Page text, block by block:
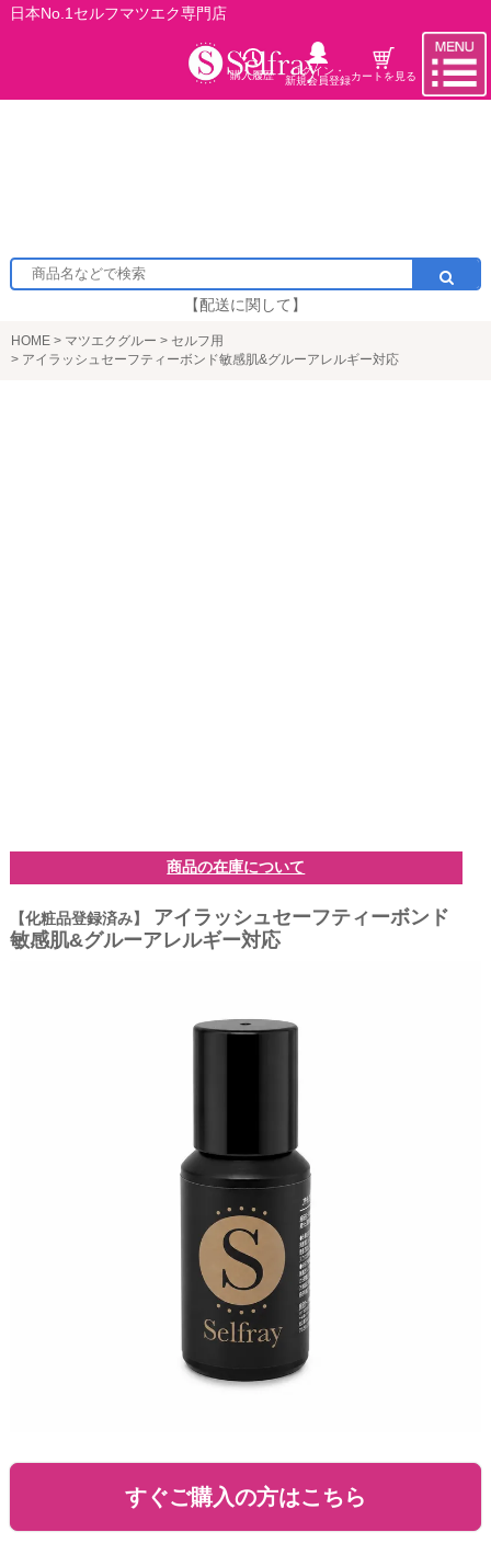
日本No.1セルフマツエク専門店
購入履歴
ログイン・
新規会員登録カートを見る
【配送に関して】
HOME マツエクグルー
セルフ用
アイラッシュセーフティーボンド敏感肌&グルーアレルギー対応
商品の在庫について
【化粧品登録済み】
アイラッシュセーフティーボンド
敏感肌&グルーアレルギー対応
すぐご購入の方はこちら